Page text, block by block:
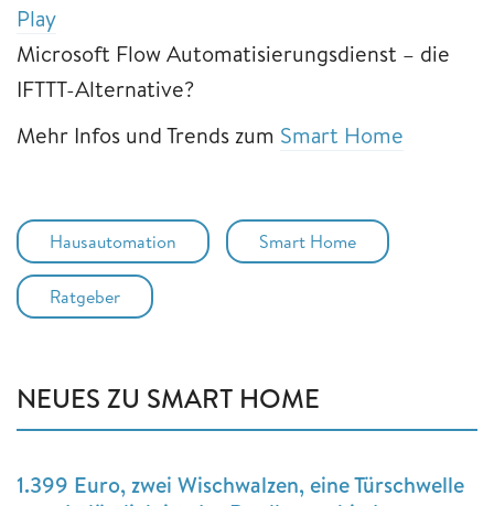
Play
Microsoft Flow Automatisierungsdienst – die
IFTTT-Alternative?
Mehr Infos und Trends zum Smart Home
Hausautomation Smart Home
Ratgeber
NEUES ZU SMART HOME
1.399 Euro, zwei Wischwalzen, eine Türschwelle